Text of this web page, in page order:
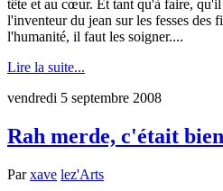
tête et au cœur. Et tant qu'à faire,
l'inventeur du jean sur les fesses des
l'humanité, il faut les soigner....
Lire la suite...
vendredi 5 septembre 2008
Rah merde, c'était
Parxave lez'Arts